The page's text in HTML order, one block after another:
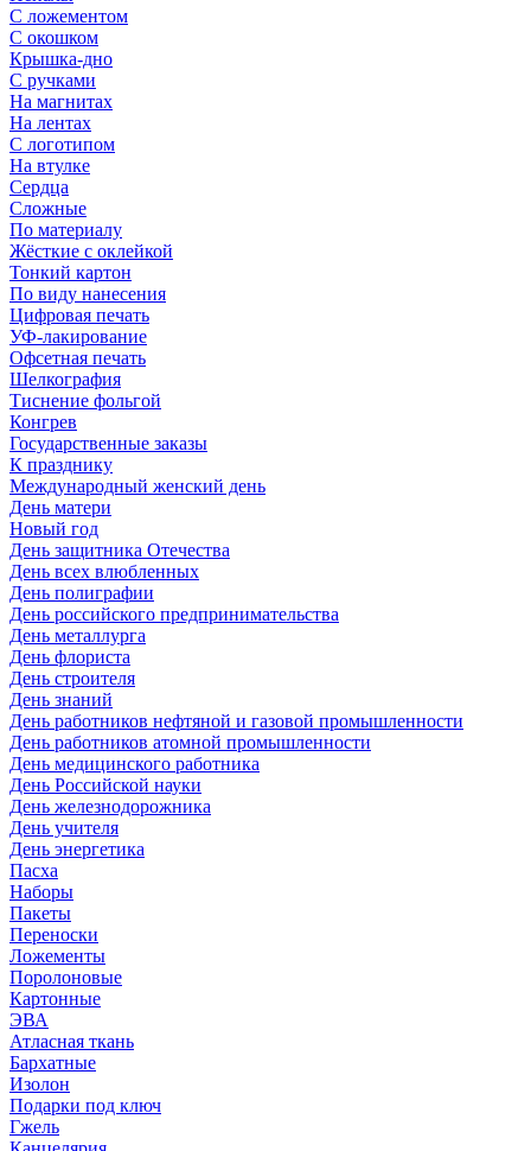
С ложементом
С окошком
Крышка-дно
С ручками
На магнитах
На лентах
С логотипом
На втулке
Сердца
Сложные
По материалу
Жёсткие с оклейкой
Тонкий картон
По виду нанесения
Цифровая печать
УФ-лакирование
Офсетная печать
Шелкография
Тиснение фольгой
Конгрев
Государственные заказы
К празднику
Международный женский день
День матери
Новый год
День защитника Отечества
День всех влюбленных
День полиграфии
День российского предпринимательства
День металлурга
День флориста
День строителя
День знаний
День работников нефтяной и газовой промышленности
День работников атомной промышленности
День медицинского работника
День Российской науки
День железнодорожника
День учителя
День энергетика
Пасха
Наборы
Пакеты
Переноски
Ложементы
Поролоновые
Картонные
ЭВА
Атласная ткань
Бархатные
Изолон
Подарки под ключ
Гжель